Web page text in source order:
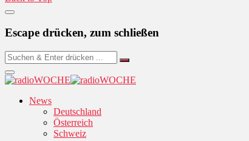
Escape drücken, zum schließen
News
Deutschland
Österreich
Schweiz